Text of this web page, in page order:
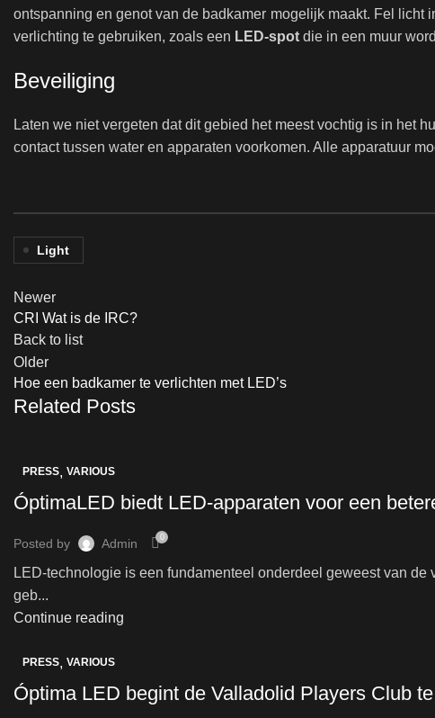
ontspanning en genot van de badkamer mogelijk maakt. Fel
verlichting te gebruiken, zoals een LED-spot die in een muur
Beveiliging
Laten we niet vergeten dat dit gebied het meest vochtig is in het
contact tussen water en apparaten voorkomen. Alle apparatuur
Light
Newer
CRI Wat is de IRC?
Back to list
Older
Hoe een badkamer te verlichten met LED’s
Related Posts
PRESS, VARIOUS
ÓptimaLED biedt LED-apparaten voor een
Posted by Admin 0
LED-technologie is een fundamenteel onderdeel geweest van
geb...
Continue reading
PRESS, VARIOUS
Óptima LED begint de Valladolid Players Club